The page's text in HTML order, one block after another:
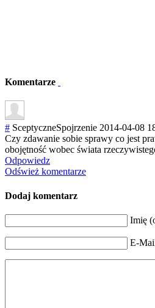
Komentarze
# SceptyczneSpojrzenie 2014-04-08
Czy zdawanie sobie sprawy co jest
obojętność wobec świata
Odpowiedz
Odśwież komentarze
Dodaj komentarz
Imię
E-